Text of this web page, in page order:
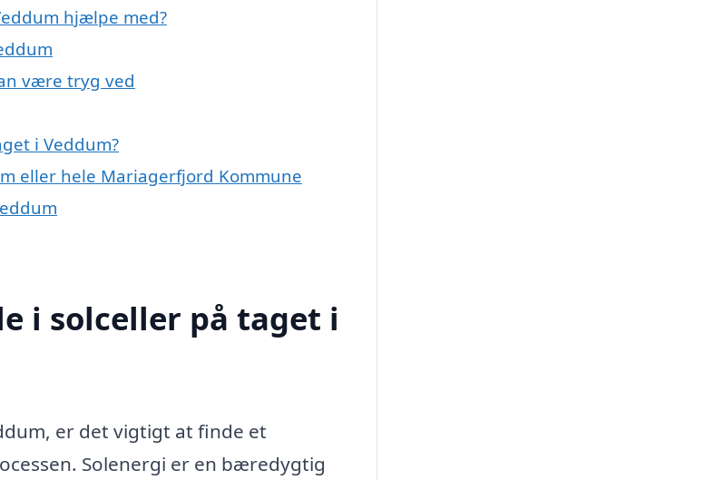
hjælpe med?
være tryg ved
i Veddum?
eller hele Mariagerfjord Kommune
i solceller på taget i
er det vigtigt at finde et
Solenergi er en bæredygtig